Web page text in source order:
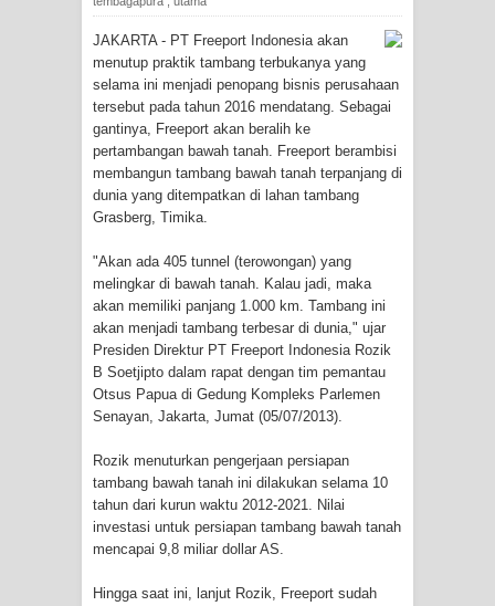
Tiga Personel Polresta Jayapura Kota
Jalani Sidang BP4R di Jayapura
Kapolresta Jayapura Kota
Mengapresiasi Antusiasme Warga
Saat Nonton Bareng Final Piala Dunia
Kebakaran Hanguskan Satu Rumah
di Kompleks Asrama Polisi Sorong
Profil Lengkap Papua Barat, Bumi
Profil Lengkap Provinsi Papua, Bumi
Cenderawasih di Ujung Timur
JAKARTA - PT Freeport Indonesia akan
menutup praktik tambang terbukanya yang
selama ini menjadi penopang bisnis perusahaan
tersebut pada tahun 2016 mendatang. Sebagai
gantinya, Freeport akan beralih ke
pertambangan bawah tanah. Freeport berambisi
membangun tambang bawah tanah terpanjang di
dunia yang ditempatkan di lahan tambang
Grasberg, Timika.
"Akan ada 405 tunnel (terowongan) yang
melingkar di bawah tanah. Kalau jadi, maka
akan memiliki panjang 1.000 km. Tambang ini
akan menjadi tambang terbesar di dunia," ujar
Presiden Direktur PT Freeport Indonesia Rozik
B Soetjipto dalam rapat dengan tim pemantau
Otsus Papua di Gedung Kompleks Parlemen
Senayan, Jakarta, Jumat (05/07/2013).
Rozik menuturkan pengerjaan persiapan
tambang bawah tanah ini dilakukan selama 10
tahun dari kurun waktu 2012-2021. Nilai
investasi untuk persiapan tambang bawah tanah
mencapai 9,8 miliar dollar AS.
Hingga saat ini, lanjut Rozik, Freeport sudah